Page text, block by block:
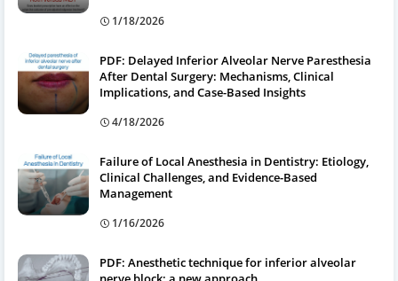
1/18/2026
PDF: Delayed Inferior Alveolar Nerve Paresthesia
After Dental Surgery: Mechanisms, Clinical
Implications, and Case-Based Insights
4/18/2026
Failure of Local Anesthesia in Dentistry: Etiology,
Clinical Challenges, and Evidence-Based
Management
1/16/2026
PDF: Anesthetic technique for inferior alveolar